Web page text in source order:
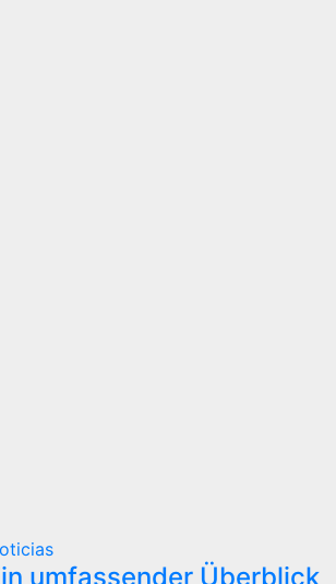
umfassender Überblick